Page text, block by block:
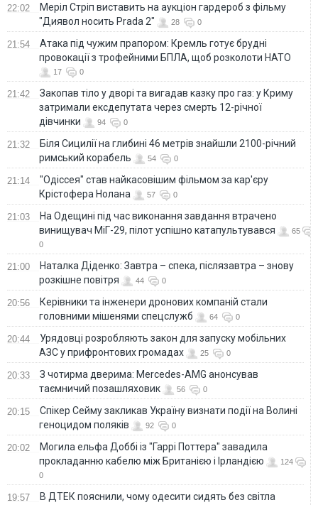
22:02
Меріл Стріп виставить на аукціон гардероб з фільму
"Диявол носить Prada 2"
28 0
21:54
Атака під чужим прапором: Кремль готує брудні
провокації з трофейними БПЛА, щоб розколоти НАТО
17 0
21:42
Закопав тіло у дворі та вигадав казку про газ: у Криму
затримали ексдепутата через смерть 12-річної
дівчинки
94 0
21:32
Біля Сицилії на глибині 46 метрів знайшли 2100-річний
римський корабель
54 0
21:14
"Одіссея" став найкасовішим фільмом за кар'єру
Крістофера Нолана
57 0
21:03
На Одещині під час виконання завдання втрачено
винищувач МіГ-29, пілот успішно катапультувався
65
0
21:00
Наталка Діденко: Завтра – спека, післязавтра – знову
розкішне повітря
44 0
20:56
Керівники та інженери дронових компаній стали
головними мішенями спецслужб
64 0
20:44
Урядовці розробляють закон для запуску мобільних
АЗС у прифронтових громадах
25 0
20:33
З чотирма дверима: Mercedes-AMG анонсував
таємничий позашляховик
56 0
20:15
Спікер Сейму закликав Україну визнати події на Волині
геноцидом поляків
92 0
20:02
Могила ельфа Доббі із "Гаррі Поттера" завадила
прокладанню кабелю між Британією і Ірландією
124
0
19:57 В ДТЕК пояснили, чому одесити сидять без світла